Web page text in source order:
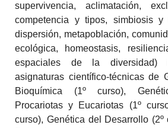
supervivencia, aclimatación,
competencia y tipos, simbiosis y
dispersión, metapoblación,
ecológica, homeostasis,
espaciales de la diversidad)
asignaturas científico-técnicas de
Bioquímica (1º curso),
Procariotas y Eucariotas (1º
curso), Genética del Desarrollo (2º